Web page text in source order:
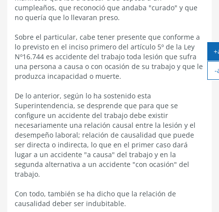
cumpleaños, que reconoció que andaba "curado" y que
no quería que lo llevaran preso.
Sobre el particular, cabe tener presente que conforme a
lo previsto en el inciso primero del artículo 5º de la Ley
Nº16.744 es accidente del trabajo toda lesión que sufra
una persona a causa o con ocasión de su trabajo y que le
produzca incapacidad o muerte.
De lo anterior, según lo ha sostenido esta
Superintendencia, se desprende que para que se
configure un accidente del trabajo debe existir
necesariamente una relación causal entre la lesión y el
desempeño laboral; relación de causalidad que puede
ser directa o indirecta, lo que en el primer caso dará
lugar a un accidente "a causa" del trabajo y en la
segunda alternativa a un accidente "con ocasión" del
trabajo.
Con todo, también se ha dicho que la relación de
causalidad deber ser indubitable.
-